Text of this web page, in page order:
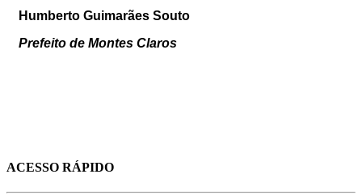
Humberto Guimarães Souto
Prefeito de Montes Claros
ACESSO RÁPIDO